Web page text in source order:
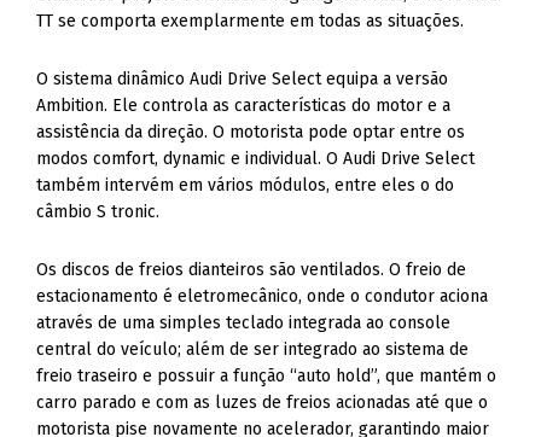
O sistema dinâmico Audi Drive Select equipa a versão
Ambition. Ele controla as características do motor e a
modos comfort, dynamic e individual. O Audi Drive Select
também intervém em vários módulos, entre eles o do
câmbio S tronic.
Os discos de freios dianteiros são ventilados. O freio de
central do veículo; além de ser integrado ao sistema de
freio traseiro e possuir a função “auto hold”, que mantém o
carro parado e com as luzes de freios acionadas até que o
motorista pise novamente no acelerador, garantindo maior
conforto ao motorista na saídas, principalmente em rampas.